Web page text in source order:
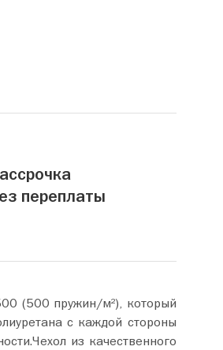
переплаты
(500 пружин/м²), который
с каждой стороны
из качественного